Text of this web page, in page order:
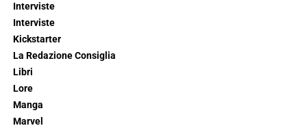
Interviste
Interviste
Kickstarter
La Redazione Consiglia
Libri
Lore
Manga
Marvel